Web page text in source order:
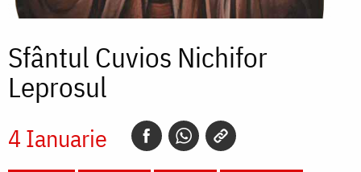
Sfântul Cuvios Nichifor
Leprosul
4 Ianuarie